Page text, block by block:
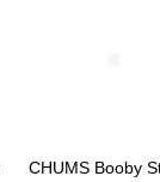
CHUMS Booby